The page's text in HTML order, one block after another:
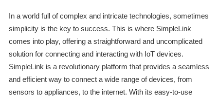
In a world full of complex and intricate technologies, sometimes
simplicity is the key to success. This is where SimpleLink
comes into play, offering a straightforward and uncomplicated
solution for connecting and interacting with IoT devices.
SimpleLink is a revolutionary platform that provides a seamless
and efficient way to connect a wide range of devices, from
sensors to appliances, to the internet. With its easy-to-use